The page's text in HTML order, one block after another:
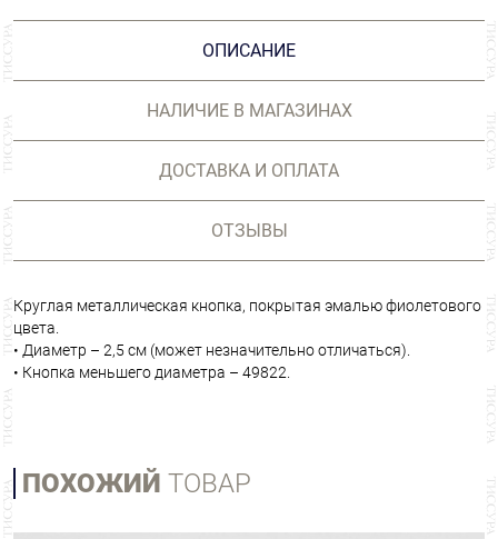
ОПИСАНИЕ
НАЛИЧИЕ В МАГАЗИНАХ
ДОСТАВКА И ОПЛАТА
ОТЗЫВЫ
Круглая металлическая кнопка, покрытая эмалью фиолетового
цвета.
• Диаметр – 2,5 см (может незначительно отличаться).
• Кнопка меньшего диаметра – 49822.
ПОХОЖИЙ ТОВАР